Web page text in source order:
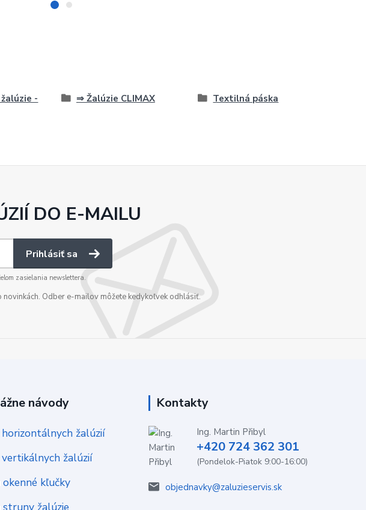
-
⇒ Žalúzie CLIMAX Textilná páska
DO E-MAILU
Prihlásiť sa
zasielania newslettera.
Odber e-mailov môžete kedykoľvek odhlásiť.
návody
žalúzií
žalúzií
okenné kľučky
struny žalúzie
Kontakty
Ing. Martin Přibyl
+420 724 362 301
(Pondelok-Piatok 9:00-16:00)
objednavky@zaluzieservis.sk